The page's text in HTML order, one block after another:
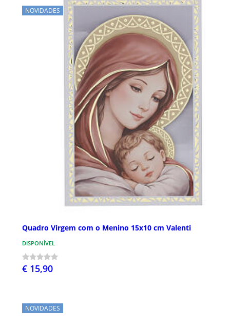
NOVIDADES
Quadro Virgem com o Menino 15x10 cm Valenti
DISPONÍVEL
€ 15,90
NOVIDADES